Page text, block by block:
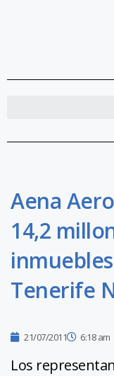
Aena
14,2
Tenerife
21/07/2011 6:18 am
Los